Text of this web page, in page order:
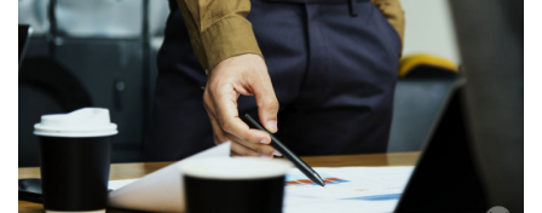
CHILE
ARGENTINA
MÉXICO